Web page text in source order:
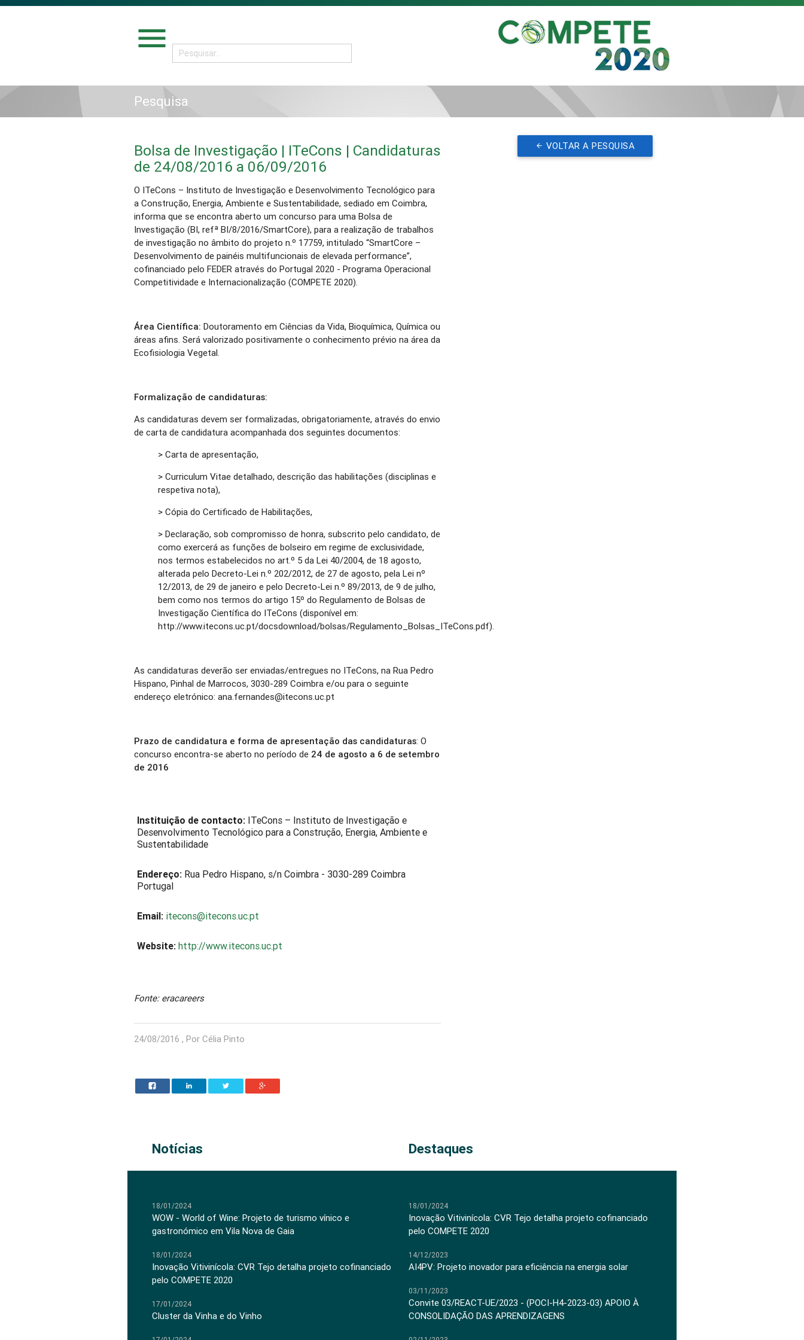
menu
Pesquisa
Bolsa de Investigação | ITeCons | Candidaturas
de 24/08/2016 a 06/09/2016
O ITeCons – Instituto de Investigação e Desenvolvimento Tecnológico para
a Construção, Energia, Ambiente e Sustentabilidade, sediado em Coimbra,
informa que se encontra aberto um concurso para uma Bolsa de
Investigação (BI, refª BI/8/2016/SmartCore), para a realização de trabalhos
de investigação no âmbito do projeto n.º 17759, intitulado “SmartCore –
Desenvolvimento de painéis multifuncionais de elevada performance”,
cofinanciado pelo FEDER através do Portugal 2020 - Programa Operacional
Competitividade e Internacionalização (COMPETE 2020).
Área Científica: Doutoramento em Ciências da Vida, Bioquímica, Química ou
áreas afins. Será valorizado positivamente o conhecimento prévio na área da
Ecofisiologia Vegetal.
Formalização de candidaturas:
As candidaturas devem ser formalizadas, obrigatoriamente, através do envio
de carta de candidatura acompanhada dos seguintes documentos:
> Carta de apresentação,
> Curriculum Vitae detalhado, descrição das habilitações (disciplinas e
respetiva nota),
> Cópia do Certificado de Habilitações,
> Declaração, sob compromisso de honra, subscrito pelo candidato, de
como exercerá as funções de bolseiro em regime de exclusividade,
nos termos estabelecidos no art.º 5 da Lei 40/2004, de 18 agosto,
alterada pelo Decreto-Lei n.º 202/2012, de 27 de agosto, pela Lei nº
12/2013, de 29 de janeiro e pelo Decreto-Lei n.º 89/2013, de 9 de julho,
bem como nos termos do artigo 15º do Regulamento de Bolsas de
Investigação Científica do ITeCons (disponível em:
http://www.itecons.uc.pt/docsdownload/bolsas/Regulamento_Bolsas_ITeCons.pdf).
As candidaturas deverão ser enviadas/entregues no ITeCons, na Rua Pedro
Hispano, Pinhal de Marrocos, 3030-289 Coimbra e/ou para o seguinte
endereço eletrónico: ana.fernandes@itecons.uc.pt
Prazo de candidatura e forma de apresentação das candidaturas: O
concurso encontra-se aberto no período de 24 de agosto a 6 de setembro
de 2016
Instituição de contacto: ITeCons – Instituto de Investigação e
Desenvolvimento Tecnológico para a Construção, Energia, Ambiente e
Sustentabilidade
Endereço: Rua Pedro Hispano, s/n Coimbra - 3030-289 Coimbra
Portugal
Email: itecons@itecons.uc.pt
Website: http://www.itecons.uc.pt
Fonte: eracareers
24/08/2016 , Por Célia Pinto
VOLTAR A PESQUISA
Notícias Destaques
18/01/2024
WOW - World of Wine: Projeto de turismo vínico e
gastronómico em Vila Nova de Gaia
18/01/2024
Inovação Vitivinícola: CVR Tejo detalha projeto cofinanciado
pelo COMPETE 2020
17/01/2024
Cluster da Vinha e do Vinho
18/01/2024
Inovação Vitivinícola: CVR Tejo detalha projeto cofinanciado
pelo COMPETE 2020
14/12/2023
AI4PV: Projeto inovador para eficiência na energia solar
03/11/2023
Convite 03/REACT-UE/2023 - (POCI-H4-2023-03) APOIO À
CONSOLIDAÇÃO DAS APRENDIZAGENS